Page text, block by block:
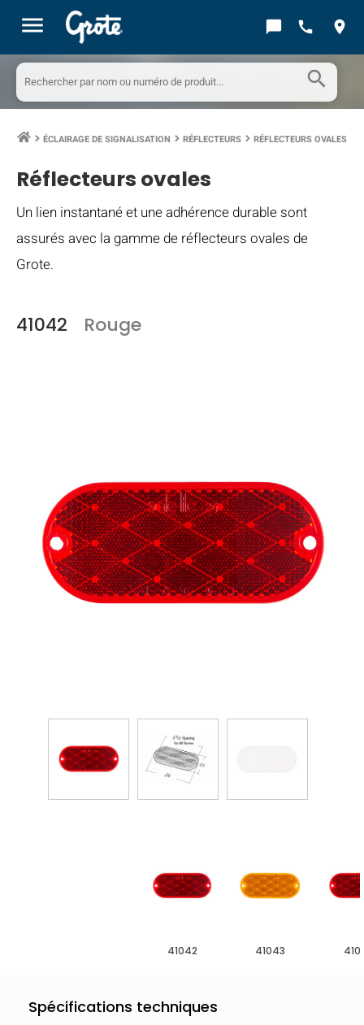
menu chat_bubble call location_on
search
keyboard_arrow_right ÉCLAIRAGE DE SIGNALISATION keyboard_arrow_right RÉFLECTEURS keyboard_arrow_right RÉFLECTEURS OVALES
Réflecteurs ovales
Un lien instantané et une adhérence durable sont
assurés avec la gamme de réflecteurs ovales de
Grote.
41042 Rouge
41042 41043
Spécifications techniques